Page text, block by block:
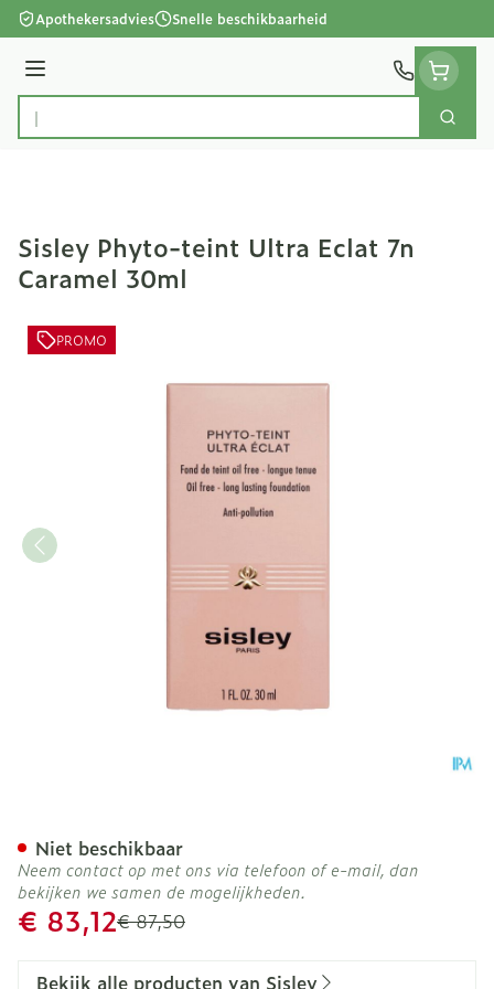
Ga naar de inhoud
Apothekersadvies Snelle beschikbaarheid
Menu
Product, merk, categorie...
Zoek
Sisley Phyto-teint Ultra Eclat 7n
Caramel 30ml
PROMO
Adviesprijs
€ 87,50
Promotie prijs
€ 83,12
Niet beschikbaar
Neem contact op met ons via telefoon of e-mail, dan
bekijken we samen de mogelijkheden.
Bekijk alle producten van Sisley